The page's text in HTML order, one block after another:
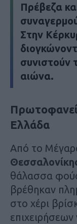
Πρέβεζα
Στην
συνιστούν
αιώνα.
Ελλάδα
Aπό το
θάλασσα
βρέθηκαν
στο χέρι